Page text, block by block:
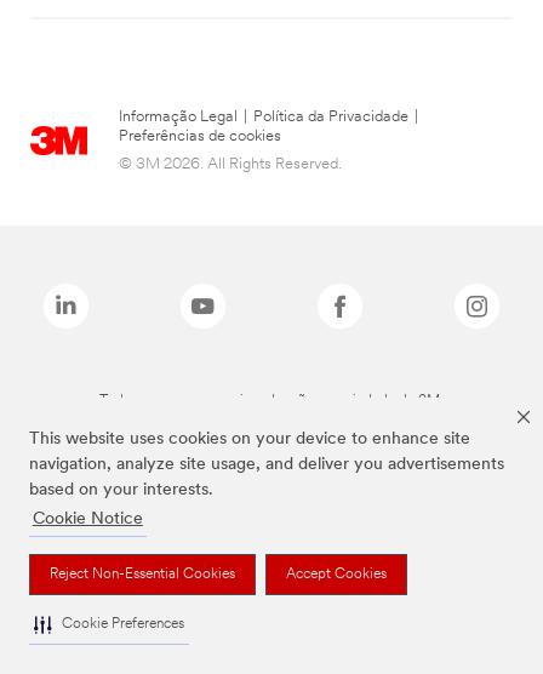
This website uses cookies on your device to enhance site
navigation, analyze site usage, and deliver you advertisements
based on your interests.
Cookie Notice
Reject Non-Essential Cookies Accept Cookies
Cookie Preferences
Informação Legal Política da Privacidade
Preferências de cookies
© 3M 2026. All Rights Reserved.
Todas as marcas mencionadas são propriedade da 3M.